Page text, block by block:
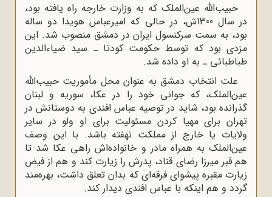
حبیب‌الله عین‌الملک که به وزارت خارجه راه یافته بود،
در سال 1300ش، در حالی که امیرعباس هویدا دو ساله
بود، به سمت سرکنسول ایران در دمشق منصوب شد. این
مزدى بود که توسط حکومت کودتا ـ سید ضیاءالدین
طباطبائى ـ به او داده شد.
علت انتخاب دمشق به عنوان محل مأموریت حبیب‌اللّه‌
عین‌الملک، که جوانى خود را در عکا، سوریه و لبنان
گذرانده بود، شاید در توصیه عباس افندى به دوستانش در
تهران براى مهیا کردن مسئولیت براى او ولو در سایر
ولایات یا خارج از مملکت نهفته باشد. با این وصف
عین‌الملک به همراه مادر و خانواده‌اش راهى عکا شد تا
هم قبر میرزا رضاى قناد، پدرش را زیارت کند و هم از فیض
زیارت مقبره پیشواى فرقه‌اى که بدان تعلق داشت، بهره‌مند
گردد و هم اینکه با عباس افندى دیدار کند.